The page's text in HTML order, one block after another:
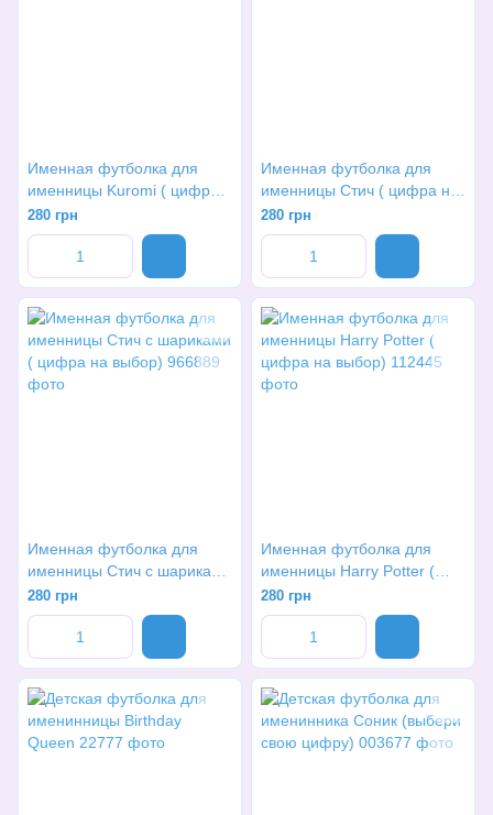
Именная футболка для
именницы Kuromi ( цифра
на выбор)
280 грн
Именная футболка для
именницы Стич ( цифра на
выбор)
280 грн
Именная футболка для
именницы Стич с шариками
( цифра на выбор)
280 грн
Именная футболка для
именницы Harry Potter (
цифра на выбор)
280 грн